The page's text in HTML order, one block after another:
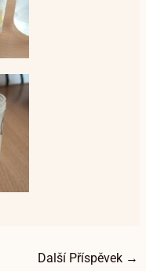
Další Příspěvek →